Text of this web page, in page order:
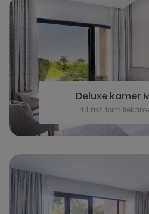
Deluxe kamer
44 m2,